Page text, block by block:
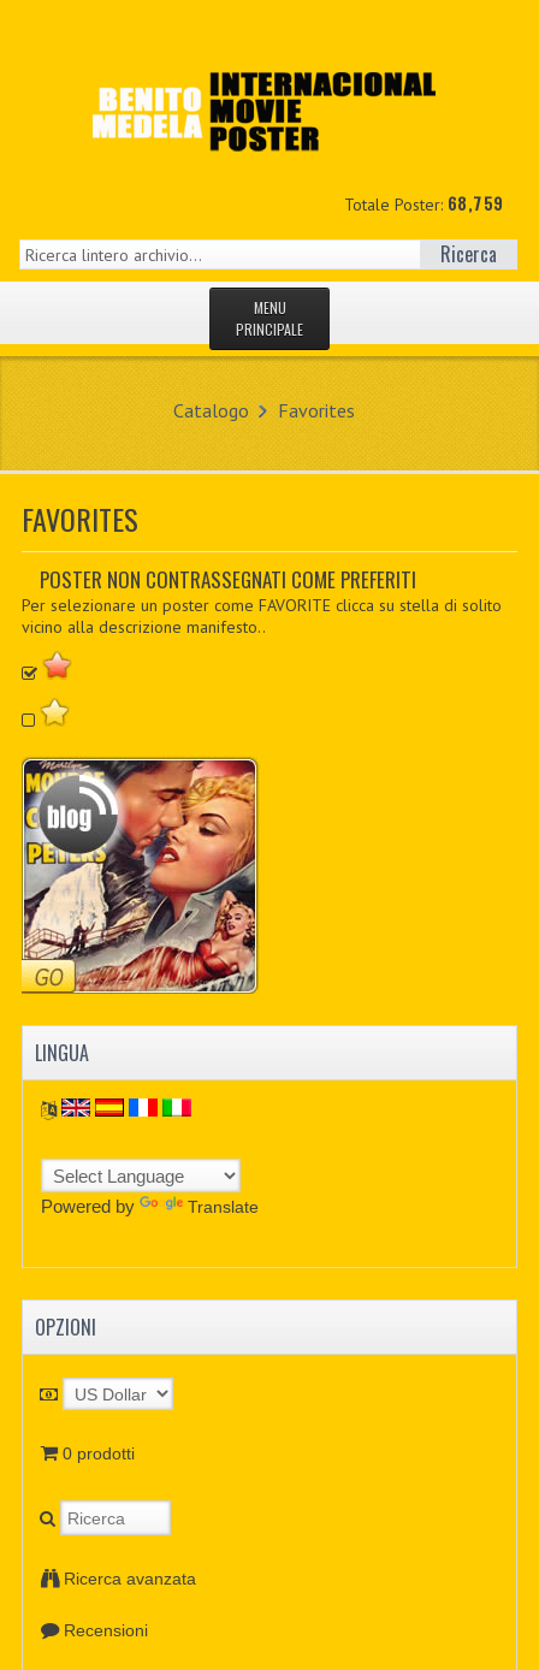
Totale Poster: 68,759
Ricerca
MENU
PRINCIPALE
IL MIO CONTO
PDF BOOKS
CUSTOM PDF
Catalogo Favorites
FAVORITES
POSTER NON CONTRASSEGNATI COME PREFERITI
Per selezionare un poster come FAVORITE clicca su stella di solito
vicino alla descrizione manifesto..
LINGUA
Powered by Translate
OPZIONI
0 prodotti
Ricerca avanzata
Recensioni